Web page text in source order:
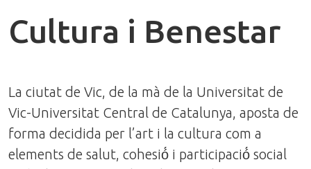
Cultura i Benestar
La ciutat de Vic, de la mà de la Universitat de
Vic-Universitat Central de Catalunya, aposta de
forma decidida per l’art i la cultura com a
elements de salut, cohesió́ i participació́ social